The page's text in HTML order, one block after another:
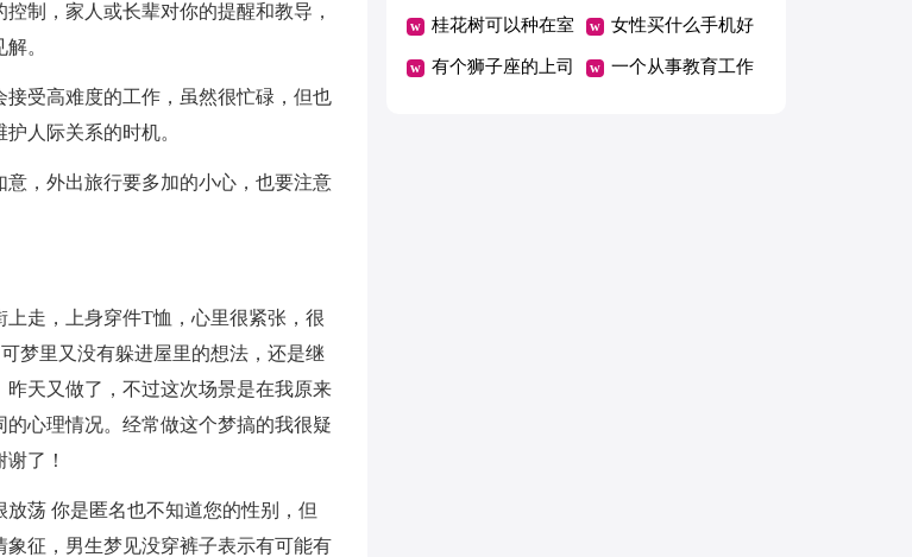
制，家人或长辈对你的提醒和教导，
。
受高难度的工作，虽然很忙碌，但也
人际关系的时机。
，外出旅行要多加的小心，也要注意
走，上身穿件T恤，心里很紧张，很
梦里又没有躲进屋里的想法，还是继
天又做了，不过这次场景是在我原来
心理情况。经常做这个梦搞的我很疑
了！
荡 你是匿名也不知道您的性别，但
征，男生梦见没穿裤子表示有可能有
己怎么办
桂花树可以种在室
内吗
女性买什么手机好
有个狮子座的上司 一个从事教育工作